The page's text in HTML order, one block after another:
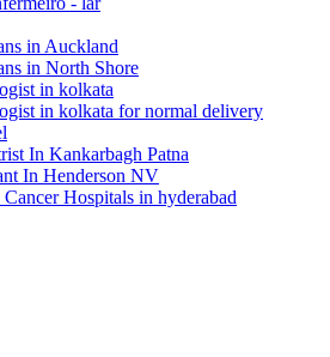
in Auckland
in North Shore
in kolkata
in kolkata for normal delivery
In Kankarbagh Patna
In Henderson NV
Cancer Hospitals in hyderabad